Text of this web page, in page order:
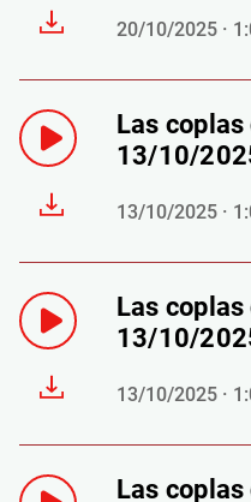
20/10/2025 ·
Las
13/10/
13/10/2025 ·
Las
13/10/
13/10/2025 ·
Las